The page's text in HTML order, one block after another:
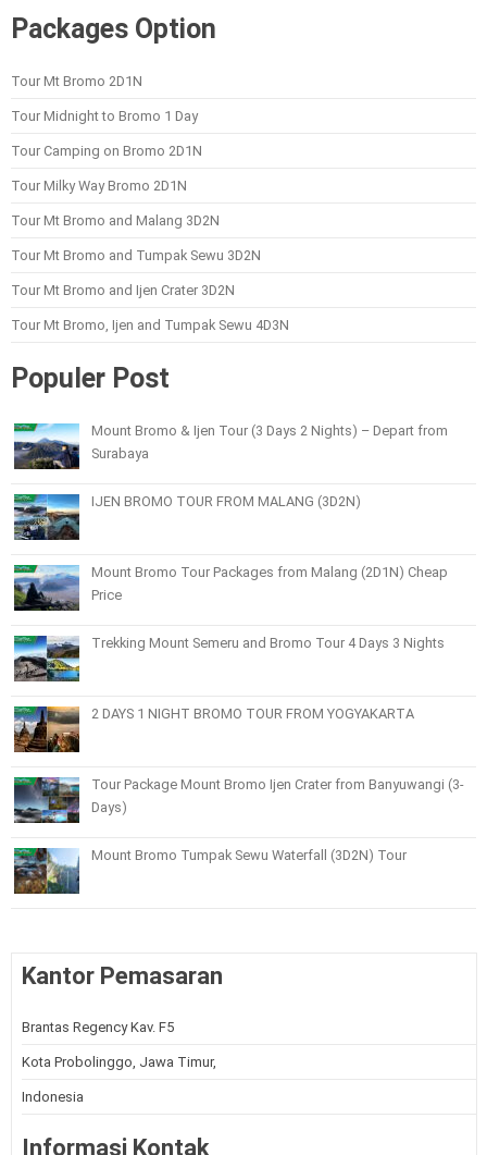
Packages Option
Tour Mt Bromo 2D1N
Tour Midnight to Bromo 1 Day
Tour Camping on Bromo 2D1N
Tour Milky Way Bromo 2D1N
Tour Mt Bromo and Malang 3D2N
Tour Mt Bromo and Tumpak Sewu 3D2N
Tour Mt Bromo and Ijen Crater 3D2N
Tour Mt Bromo, Ijen and Tumpak Sewu 4D3N
Populer Post
Mount Bromo & Ijen Tour (3 Days 2 Nights) – Depart from
Surabaya
IJEN BROMO TOUR FROM MALANG (3D2N)
Mount Bromo Tour Packages from Malang (2D1N) Cheap
Price
Trekking Mount Semeru and Bromo Tour 4 Days 3 Nights
2 DAYS 1 NIGHT BROMO TOUR FROM YOGYAKARTA
Tour Package Mount Bromo Ijen Crater from Banyuwangi (3-
Days)
Mount Bromo Tumpak Sewu Waterfall (3D2N) Tour
Kantor Pemasaran
Brantas Regency Kav. F5
Kota Probolinggo, Jawa Timur,
Indonesia
Informasi Kontak